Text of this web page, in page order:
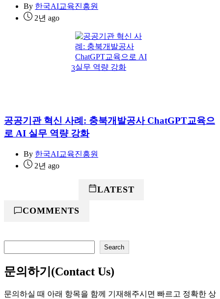
By 한국AI교육진흥원
2년 ago
3
공공기관 혁신 사례: 충북개발공사 ChatGPT교육으
로 AI 실무 역량 강화
By 한국AI교육진흥원
2년 ago
LATEST
COMMENTS
색
Search
문의하기(Contact Us)
문의하실 때 아래 항목을 함께 기재해주시면 빠르고 정확한 상